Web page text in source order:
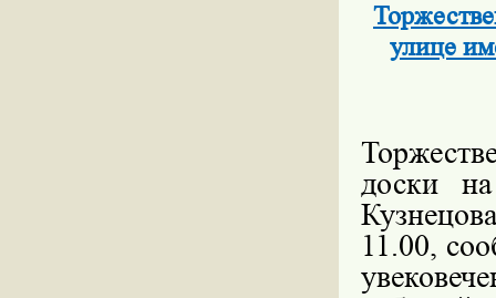
улице
доски
11.00,